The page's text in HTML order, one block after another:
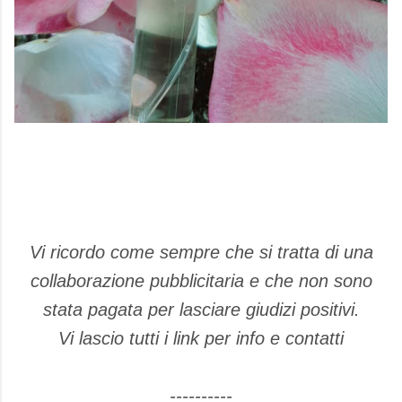
Vi ricordo come sempre che si tratta di una
collaborazione pubblicitaria e che non sono
stata pagata per lasciare giudizi positivi.
Vi lascio tutti i link per info e contatti
----------